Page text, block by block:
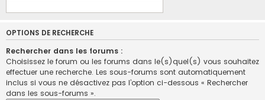
OPTIONS DE RECHERCHE
Rechercher dans les forums :
Choisissez le forum ou les forums dans le(s)quel(s) vous souhaitez
effectuer une recherche. Les sous-forums sont automatiquement
inclus si vous ne désactivez pas l’option ci-dessous « Rechercher
dans les sous-forums ».